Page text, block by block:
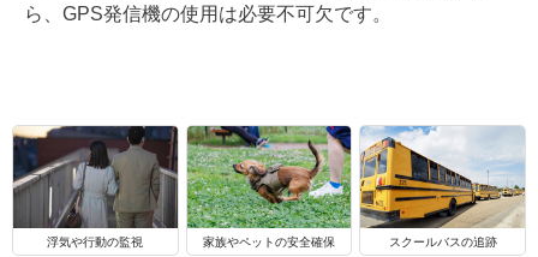
ら、GPS発信機の使用は必要不可欠です。
浮気や行動の監視 家族やペットの安全確保 スクールバスの追跡